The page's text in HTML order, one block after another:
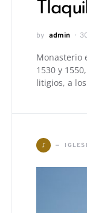
by admin
Monasterio
1530 y
litigios, a
I